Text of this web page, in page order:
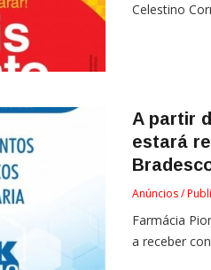
Celestino
A partir
estará
Anúncios /
Farmácia
a receber